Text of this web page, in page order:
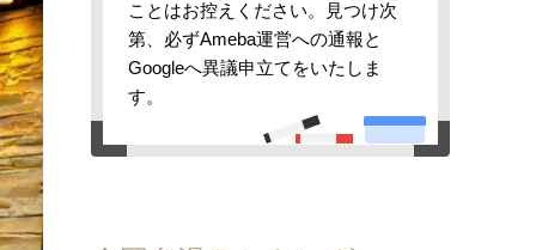
ことはお控えください。見つけ次
第、必ずAmeba運営への通報と
Googleへ異議申立てをいたしま
す。